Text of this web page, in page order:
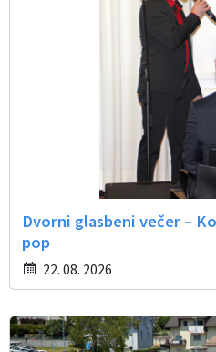
Dvorni glasbeni večer –
pop
22. 08. 2026